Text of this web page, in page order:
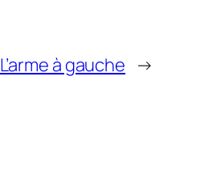
L’arme à gauche →